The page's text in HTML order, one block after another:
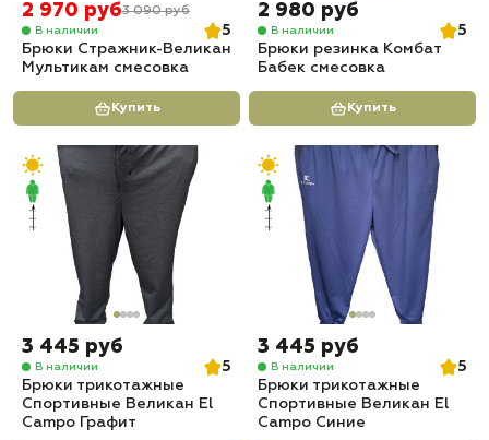
2 970 руб3 090 руб
В наличии
5
Брюки Стражник-Великан
Мультикам смесовка
Купить
2 980 руб
В наличии
5
Брюки резинка Комбат
Бабек смесовка
Купить
3 445 руб
В наличии
5
Брюки трикотажные
Спортивные Великан El
Campo Графит
3 445 руб
В наличии
5
Брюки трикотажные
Спортивные Великан El
Campo Синие